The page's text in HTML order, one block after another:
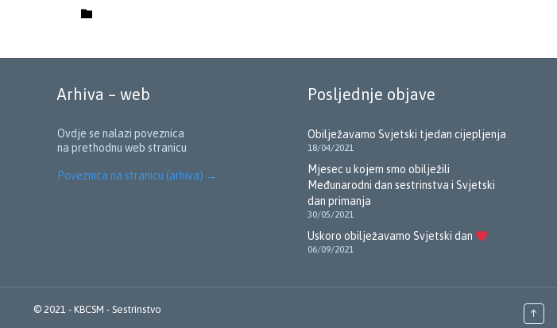
Category
Arhiva – web
Ovdje se nalazi poveznica
na prethodnu web stranicu
Poveznica na stranicu (arhiva) →
Posljednje objave
Obilježavamo Svjetski tjedan cijepljenja
18/04/2021
Mjesec u kojem smo obilježili
Međunarodni dan sestrinstva i Svjetski
dan primanja
30/05/2021
Uskoro obilježavamo Svjetski dan
06/09/2021
© 2021 - KBCSM - Sestrinstvo ↑